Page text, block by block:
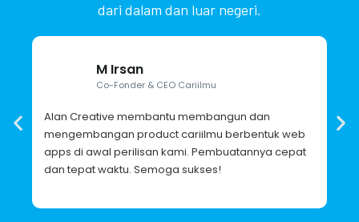
dari dalam dan luar negeri.
M Irsan
Co-Fonder & CEO Cariilmu
Alan Creative membantu membangun dan
mengembangan product cariilmu berbentuk web
apps di awal perilisan kami. Pembuatannya cepat
dan tepat waktu. Semoga sukses!